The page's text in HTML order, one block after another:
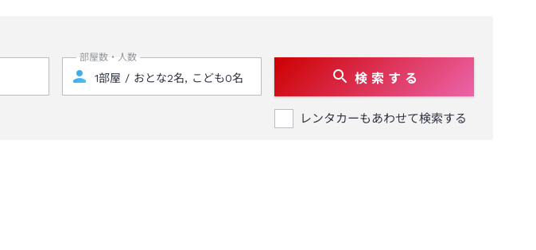
部屋数・人数
検 索 す る
レンタカーもあわせて検索する